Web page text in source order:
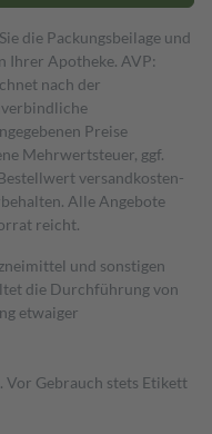
die Packungsbeilage und
Ihrer Apotheke. AVP:
nach der
Preise
Mehrwertsteuer, ggf.
versand­kosten­
Alle Angebote
reicht.
und sonstigen
die Durchführung von
etwaiger
Gebrauch stets Etikett